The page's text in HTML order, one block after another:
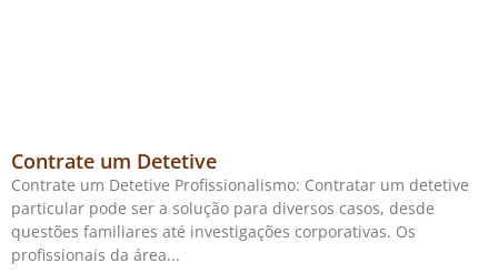
Contrate um Detetive
Contrate um Detetive Profissionalismo: Contratar um detetive
particular pode ser a solução para diversos casos, desde
questões familiares até investigações corporativas. Os
profissionais da área